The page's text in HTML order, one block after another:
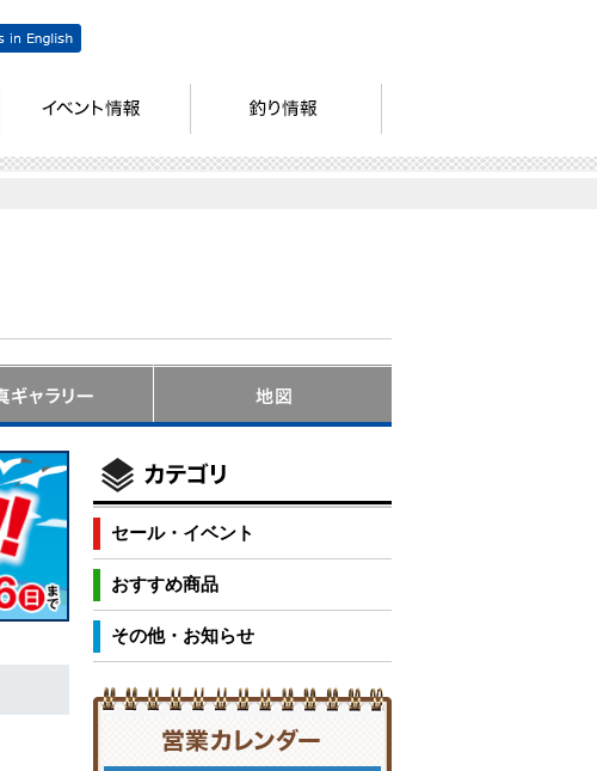
セール・イベント
おすすめ商品
その他・お知らせ